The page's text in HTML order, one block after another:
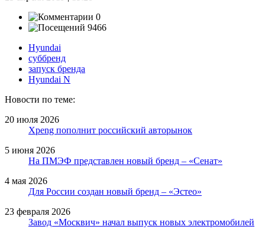
0
9466
Hyundai
суббренд
запуск бренда
Hyundai N
Новости по теме:
20 июля 2026
Xpeng пополнит российский авторынок
5 июня 2026
На ПМЭФ представлен новый бренд – «Сенат»
4 мая 2026
Для России создан новый бренд – «Эстео»
23 февраля 2026
Завод «Москвич» начал выпуск новых электромобилей